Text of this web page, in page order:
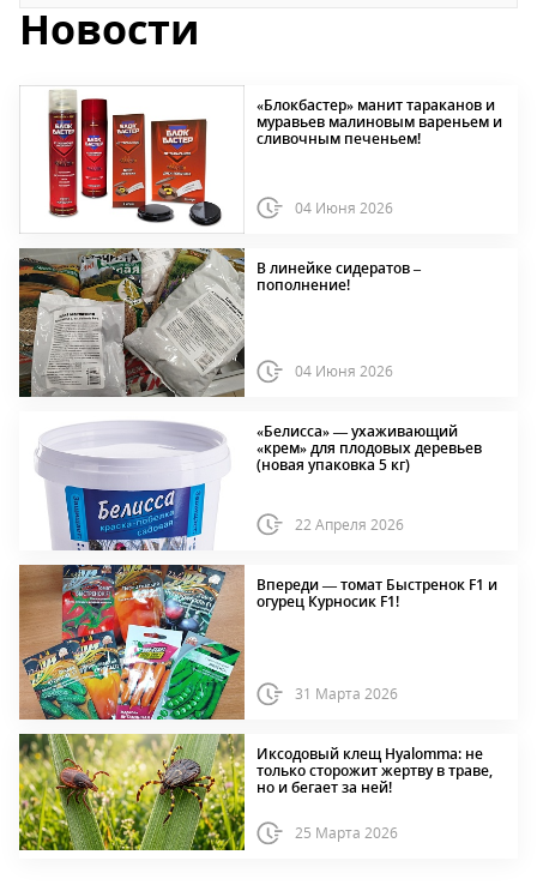
Новости
«Блокбастер» манит тараканов и
муравьев малиновым вареньем и
сливочным печеньем!
04 Июня 2026
В линейке сидератов –
пополнение!
04 Июня 2026
«Белисса» — ухаживающий
«крем» для плодовых деревьев
(новая упаковка 5 кг)
22 Апреля 2026
Впереди — томат Быстренок F1 и
огурец Курносик F1!
31 Марта 2026
Иксодовый клещ Hyalomma: не
только сторожит жертву в траве,
но и бегает за ней!
25 Марта 2026